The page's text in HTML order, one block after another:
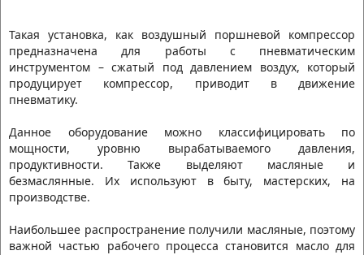
Такая установка, как воздушный поршневой компрессор
предназначена для работы с пневматическим
инструментом – сжатый под давлением воздух, который
продуцирует компрессор, приводит в движение
пневматику.
Данное оборудование можно классифицировать по
мощности, уровню вырабатываемого давления,
продуктивности. Также выделяют масляные и
безмаслянные. Их используют в быту, мастерских, на
производстве.
Наибольшее распространение получили масляные, поэтому
важной частью рабочего процесса становится масло для